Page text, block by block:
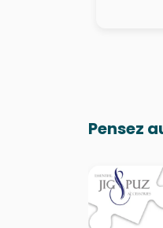
Pensez